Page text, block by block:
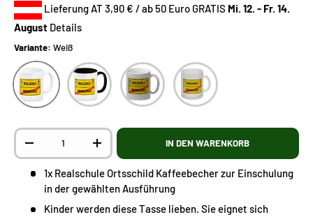
Lieferung AT 3,90 € / ab 50 Euro GRATIS Mi. 12. - Fr. 14.
August Details
Variante: Weiß
Weiß Farbig Glitzer Glas
Anzahl
-
+ IN DEN WARENKORB
1x Realschule Ortsschild Kaffeebecher zur Einschulung
in der gewählten Ausführung
Kinder werden diese Tasse lieben. Sie eignet sich